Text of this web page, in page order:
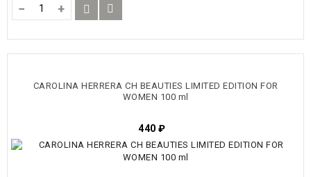
− +
CAROLINA HERRERA CH BEAUTIES LIMITED EDITION FOR
WOMEN 100 ml
440 ₽